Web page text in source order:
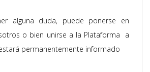
alguna duda, puede ponerse en
o bien unirse a la Plataforma a
permanentemente informado